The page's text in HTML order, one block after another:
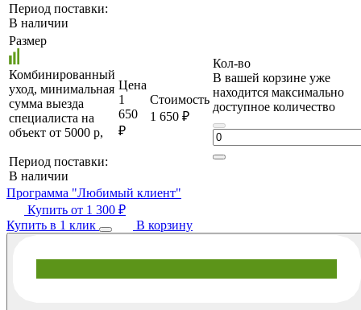
Период поставки:
В наличии
Размер
Комбинированный
уход, минимальная
сумма выезда
специалиста на
объект от 5000 р,
Период поставки:
В наличии
Цена
1
650
₽
Стоимость
1 650 ₽
Кол-во
В вашей корзине уже
находится максимально
доступное количество
Программа "Любимый клиент"
Купить от 1 300 ₽
Купить в 1 клик
В корзину